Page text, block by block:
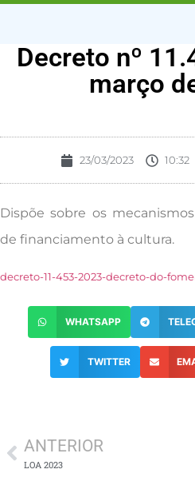
Decreto nº
março
23/03/2023 10:32
Dispõe sobre os
de financiamento à cultura.
decreto-11-453-2023-decreto-do-
WHATSAPP
TWITTER
ANTERIOR
LOA 2023